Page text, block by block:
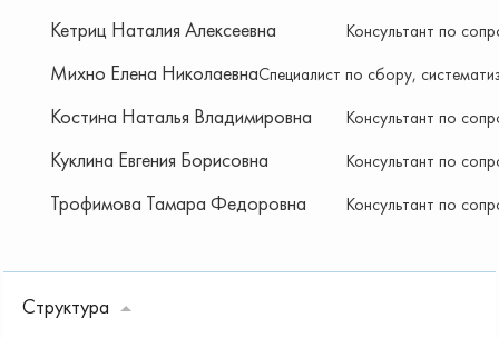
Кетриц Наталия Алексеевна Консультант по
Михно Елена НиколаевнаСпециалист по сбору,
Костина Наталья Владимировна Консультант по
Куклина Евгения Борисовна Консультант по
Трофимова Тамара Федоровна Консультант по
Структура